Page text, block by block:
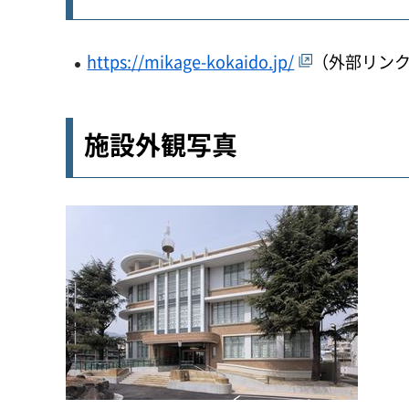
https://mikage-kokaido.jp/ （外部リン
施設外観写真